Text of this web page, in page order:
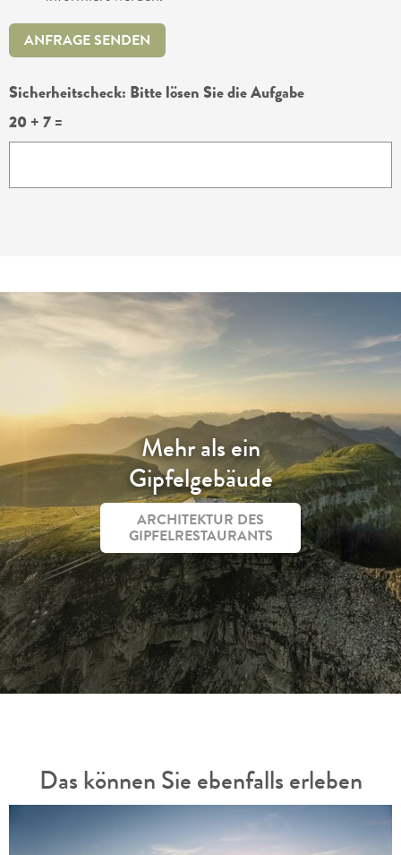
ANFRAGE SENDEN
Sicherheitscheck: Bitte lösen Sie die Aufgabe
20 + 7 =
Mehr als ein
Gipfelgebäude
ARCHITEKTUR DES
GIPFELRESTAURANTS
Das können Sie ebenfalls erleben